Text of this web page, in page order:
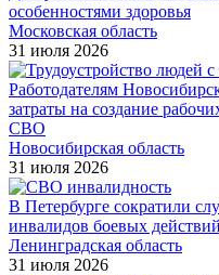
особенностями здоровья
Московская область
31 июля 2026
Работодателям
затраты на создание
СВО
Новосибирская область
31 июля 2026
В Петербурге сократили
инвалидов боевых действий
Ленинградская область
31 июля 2026